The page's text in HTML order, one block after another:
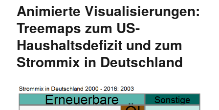
in
animierten
Grafik
(1988
–
Animierte Visualisierungen:
Treemaps zum US-
Haushaltsdefizit und zum
Strommix in Deutschland